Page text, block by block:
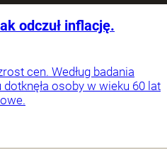
odczuł inflację.
cen. Według badania
osoby w wieku 60 lat